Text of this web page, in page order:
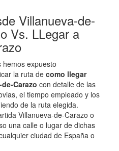
Villanueva-de-
Vs. LLegar a
hemos expuesto
la ruta de como llegar
Carazo con detalle de las
el tiempo empleado y los
de la ruta elegida.
Villanueva-de-Carazo o
una calle o lugar de dichas
ciudad de España o